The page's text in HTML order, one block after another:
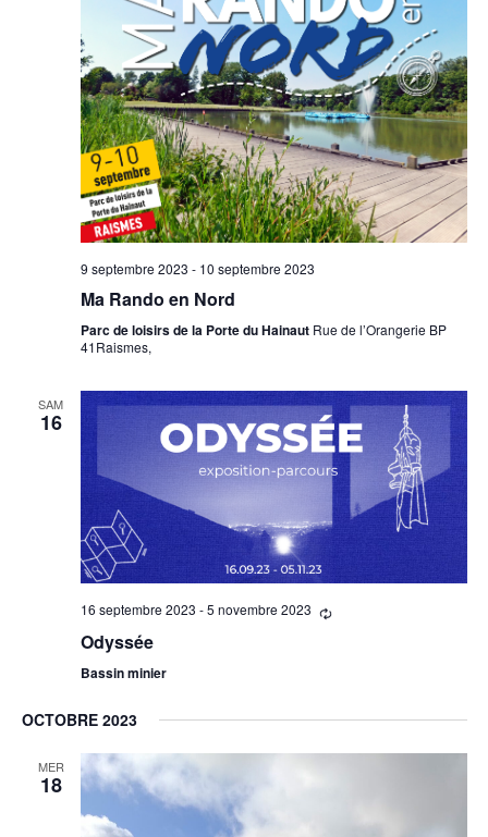
9 septembre 2023 - 10 septembre 2023
Ma Rando en Nord
Parc de loisirs de la Porte du Hainaut Rue de l’Orangerie BP
41Raismes,
SAM
16
16 septembre 2023 -5 novembre 2023
Odyssée
Bassin minier
OCTOBRE 2023
MER
18